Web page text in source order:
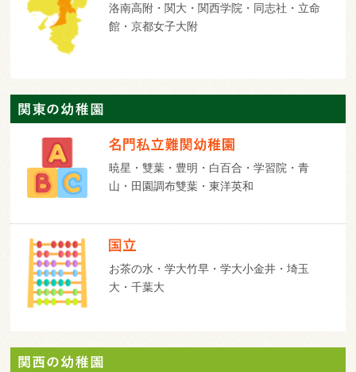
洛南高附・関大・関西学院・同志社・立命
館・京都女子大附
暁星・雙葉・豊明・白百合・学習院・青
山・田園調布雙葉・東洋英和
お茶の水・学大竹早・学大小金井・埼玉
大・千葉大